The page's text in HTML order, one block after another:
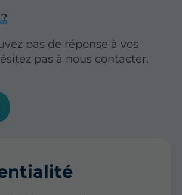
pas de réponse à vos
pas à nous contacter.